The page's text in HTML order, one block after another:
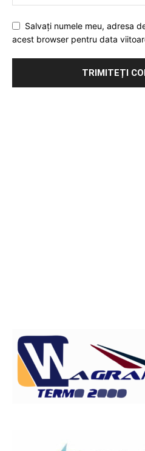
Salvați numele meu, adresa
acest browser pentru data